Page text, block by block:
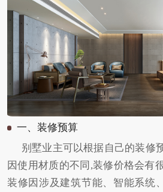
一、装修预算
别墅业主可以根据自己的装修
因使用材质的不同,装修价格会有
装修因涉及建筑节能、智能系统